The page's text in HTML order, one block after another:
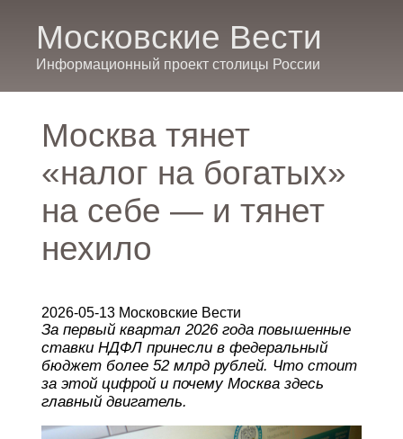
Московские Вести
Информационный проект столицы России
Москва тянет
«налог на богатых»
на себе — и тянет
нехило
2026-05-13 Московские Вести
За первый квартал 2026 года повышенные
ставки НДФЛ принесли в федеральный
бюджет более 52 млрд рублей. Что стоит
за этой цифрой и почему Москва здесь
главный двигатель.